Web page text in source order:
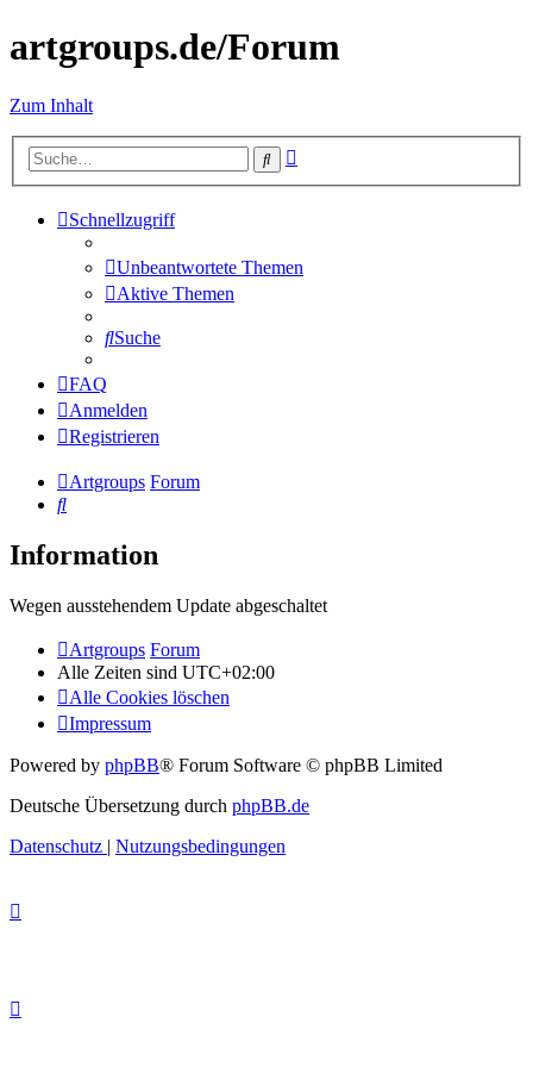
artgroups.de/Forum
Zum Inhalt
Suche
Schnellzugriff
Unbeantwortete Themen
Aktive Themen
Suche
FAQ
Anmelden
Registrieren
Artgroups Forum
Suche
Information
Wegen ausstehendem Update abgeschaltet
Artgroups Forum
Alle Zeiten sind UTC+02:00
Alle Cookies löschen
Impressum
Powered by phpBB® Forum Software © phpBB Limited
Deutsche Übersetzung durch phpBB.de
Datenschutz | Nutzungsbedingungen